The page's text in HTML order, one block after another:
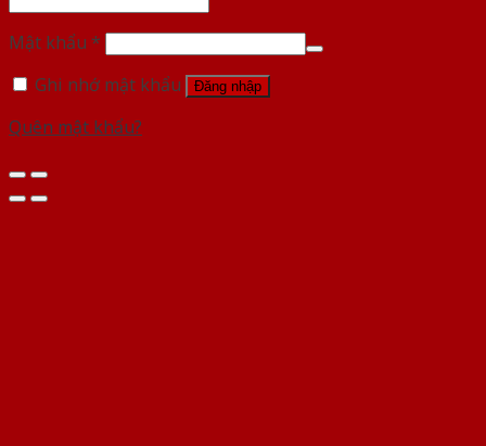
Mật khẩu *
Ghi nhớ mật khẩu
Đăng nhập
Quên mật khẩu?